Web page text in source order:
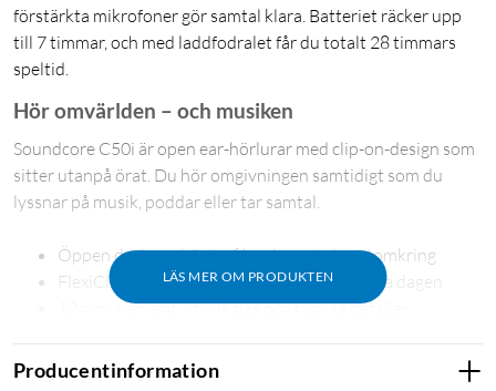
förstärkta mikrofoner gör samtal klara. Batteriet räcker upp
till 7 timmar, och med laddfodralet får du totalt 28 timmars
speltid.
LÄS MER OM PRODUKTEN
Hör omvärlden – och musiken
Soundcore C50i är open ear-hörlurar med clip-on-design som
sitter utanpå örat. Du hör omgivningen samtidigt som du
lyssnar på musik, poddar eller tar samtal.
Öppen design – hör trafik och samtal runtomkring
FlexiClip-bygel i memorytitan – bekväm hela dagen
12 mm-element – fyllig bas och tydliga detaljer
28 timmars total speltid med laddfodralet
Producentinformation